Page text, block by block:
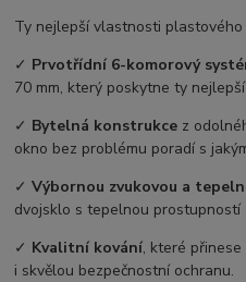
Ty nejlepší vlastnosti plastového
✓ Prvotřídní 6-komorový
70 mm, který poskytne ty
✓ Bytelná konstrukce z
okno bez problému poradí s
✓Výbornou zvukovou a
dvojsklo s tepelnou prostupností
✓ Kvalitní kování, které
i skvělou bezpečnostní ochranu.